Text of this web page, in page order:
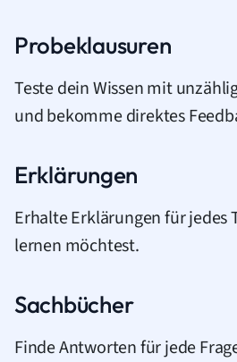
Probeklausuren
Teste dein Wissen mit
und bekomme direktes
Erklärungen
Erhalte Erklärungen für jedes
lernen möchtest.
Sachbücher
Finde Antworten für jede